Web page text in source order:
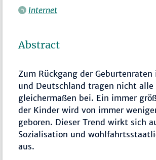
Internet
Abstract
Zum Rückgang der Geburtenraten
und Deutschland tragen nicht alle
gleichermaßen bei. Ein immer
der Kinder wird von immer
geboren. Dieser Trend wirkt sich
Sozialisation und
aus.